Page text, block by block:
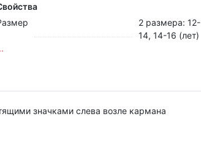
2 размера: 12-
14, 14-16 (лет)
значками слева возле кармана